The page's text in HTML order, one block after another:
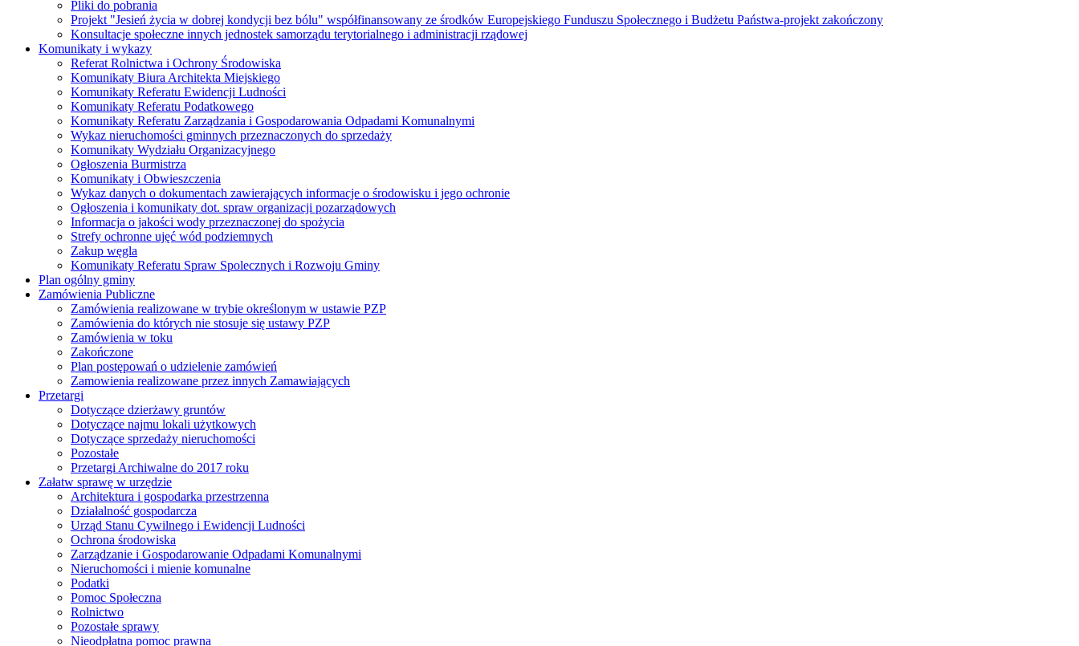
Pliki do pobrania
Projekt "Jesień życia w dobrej kondycji bez bólu" współfinansowany ze środków Europejskiego Funduszu Społecznego i Budżetu Państwa-projekt zakończony
Konsultacje społeczne innych jednostek samorządu terytorialnego i administracji rządowej
Komunikaty i wykazy
Referat Rolnictwa i Ochrony Środowiska
Komunikaty Biura Architekta Miejskiego
Komunikaty Referatu Ewidencji Ludności
Komunikaty Referatu Podatkowego
Komunikaty Referatu Zarządzania i Gospodarowania Odpadami Komunalnymi
Wykaz nieruchomości gminnych przeznaczonych do sprzedaży
Komunikaty Wydziału Organizacyjnego
Ogłoszenia Burmistrza
Komunikaty i Obwieszczenia
Wykaz danych o dokumentach zawierających informacje o środowisku i jego ochronie
Ogłoszenia i komunikaty dot. spraw organizacji pozarządowych
Informacja o jakości wody przeznaczonej do spożycia
Strefy ochronne ujęć wód podziemnych
Zakup węgla
Komunikaty Referatu Spraw Spolecznych i Rozwoju Gminy
Plan ogólny gminy
Zamówienia Publiczne
Zamówienia realizowane w trybie określonym w ustawie PZP
Zamówienia do których nie stosuje się ustawy PZP
Zamówienia w toku
Zakończone
Plan postępowań o udzielenie zamówień
Zamowienia realizowane przez innych Zamawiających
Przetargi
Dotyczące dzierżawy gruntów
Dotyczące najmu lokali użytkowych
Dotyczące sprzedaży nieruchomości
Pozostałe
Przetargi Archiwalne do 2017 roku
Załatw sprawę w urzędzie
Architektura i gospodarka przestrzenna
Działalność gospodarcza
Urząd Stanu Cywilnego i Ewidencji Ludności
Ochrona środowiska
Zarządzanie i Gospodarowanie Odpadami Komunalnymi
Nieruchomości i mienie komunalne
Podatki
Pomoc Społeczna
Rolnictwo
Pozostałe sprawy
Nieodpłatna pomoc prawna